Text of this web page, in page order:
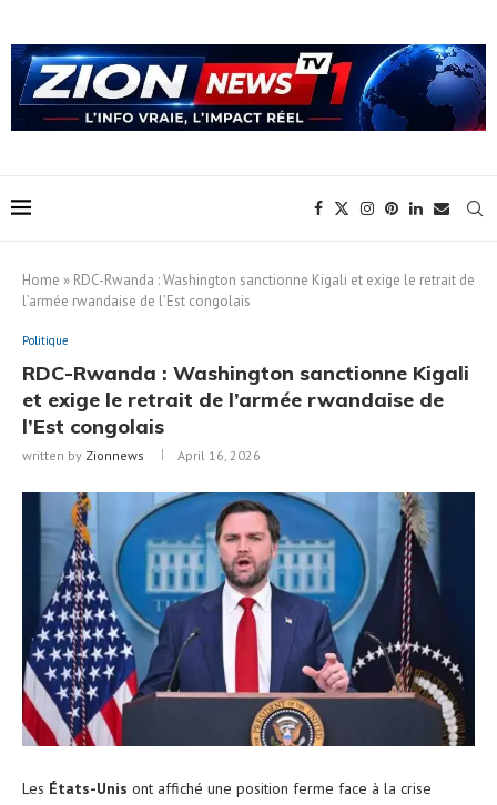
Home » RDC-Rwanda : Washington sanctionne Kigali et exige le retrait de
l’armée rwandaise de l’Est congolais
Politique
RDC-Rwanda : Washington sanctionne Kigali
et exige le retrait de l’armée rwandaise de
l’Est congolais
written by Zionnews April 16, 2026
Les États-Unis ont affiché une position ferme face à la crise